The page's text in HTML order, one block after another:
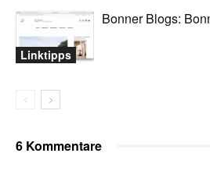
Linktipps
Bonner Blogs:
6 Kommentare